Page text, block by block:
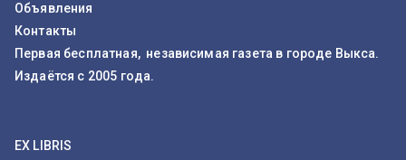
Объявления
Контакты
Первая бесплатная, независимая газета в городе Выкса.
Издаётся с 2005 года.
EX LIBRIS